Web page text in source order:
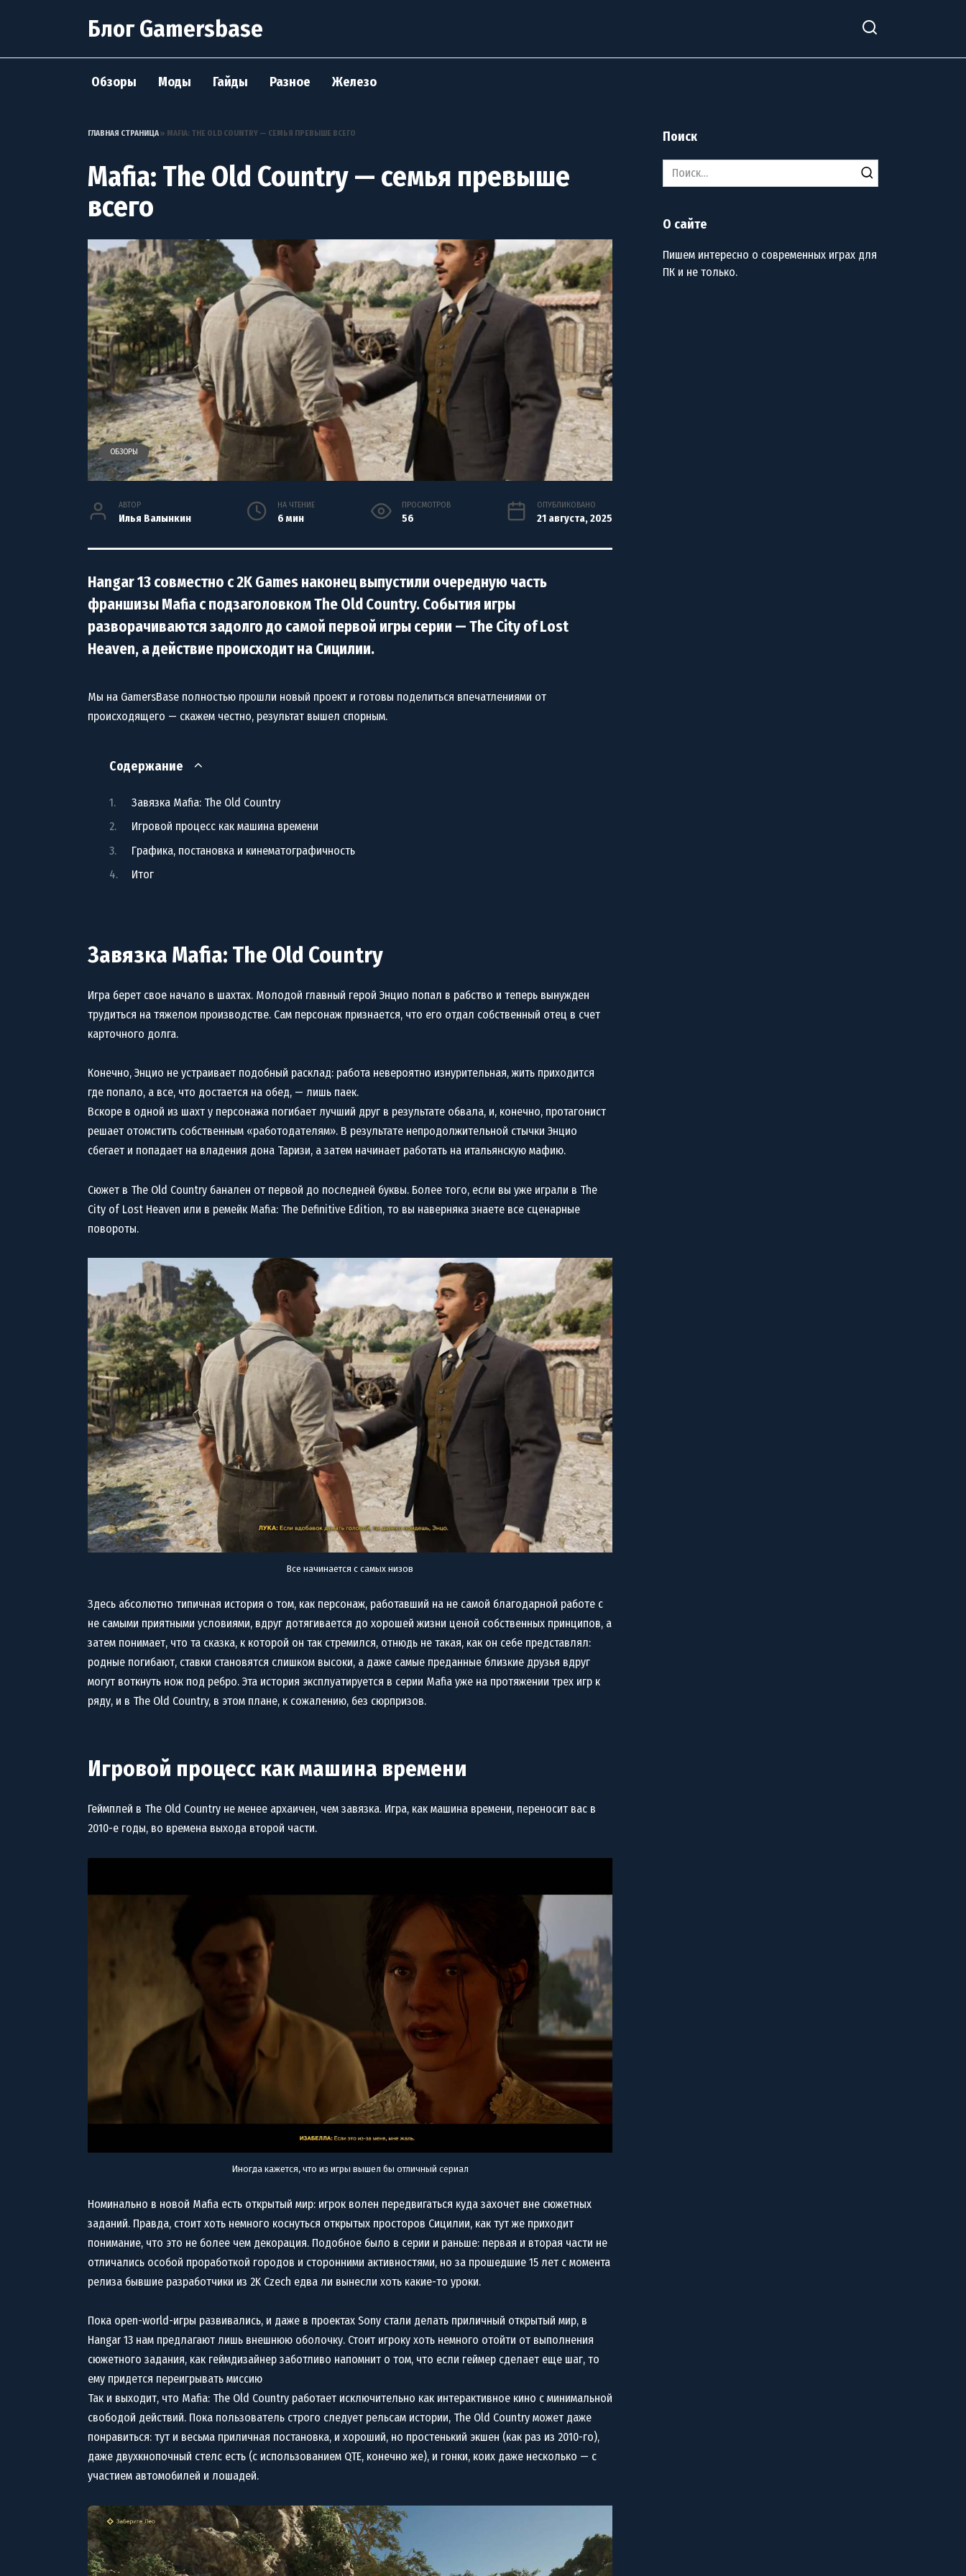
Блог Gamersbase
Обзоры Моды Гайды Разное Железо
ГЛАВНАЯ СТРАНИЦА» MAFIA: THE OLD COUNTRY — СЕМЬЯ ПРЕВЫШЕ ВСЕГО
Mafia: The Old Country — семья превыше
всего
ОБЗОРЫ
АВТОР
Илья Валынкин
НА ЧТЕНИЕ
6 мин
ПРОСМОТРОВ
56
ОПУБЛИКОВАНО
21 августа, 2025
Hangar 13 совместно с 2K Games наконец выпустили очередную часть
франшизы Mafia с подзаголовком The Old Country. События игры
разворачиваются задолго до самой первой игры серии — The City of Lost
Heaven, а действие происходит на Сицилии.
Мы на GamersBase полностью прошли новый проект и готовы поделиться впечатлениями от
происходящего — скажем честно, результат вышел спорным.
Содержание
Завязка Mafia: The Old Country
Игровой процесс как машина времени
Графика, постановка и кинематографичность
Итог
Завязка Mafia: The Old Country
Игра берет свое начало в шахтах. Молодой главный герой Энцио попал в рабство и теперь вынужден
трудиться на тяжелом производстве. Сам персонаж признается, что его отдал собственный отец в счет
карточного долга.
Конечно, Энцио не устраивает подобный расклад: работа невероятно изнурительная, жить приходится
где попало, а все, что достается на обед, — лишь паек.
Вскоре в одной из шахт у персонажа погибает лучший друг в результате обвала, и, конечно, протагонист
решает отомстить собственным «работодателям». В результате непродолжительной стычки Энцио
сбегает и попадает на владения дона Таризи, а затем начинает работать на итальянскую мафию.
Сюжет в The Old Country банален от первой до последней буквы. Более того, если вы уже играли в The
City of Lost Heaven или в ремейк Mafia: The Definitive Edition, то вы наверняка знаете все сценарные
повороты.
Все начинается с самых низов
Здесь абсолютно типичная история о том, как персонаж, работавший на не самой благодарной работе с
не самыми приятными условиями, вдруг дотягивается до хорошей жизни ценой собственных принципов, а
затем понимает, что та сказка, к которой он так стремился, отнюдь не такая, как он себе представлял:
родные погибают, ставки становятся слишком высоки, а даже самые преданные близкие друзья вдруг
могут воткнуть нож под ребро. Эта история эксплуатируется в серии Mafia уже на протяжении трех игр к
ряду, и в The Old Country, в этом плане, к сожалению, без сюрпризов.
Игровой процесс как машина времени
Геймплей в The Old Country не менее архаичен, чем завязка. Игра, как машина времени, переносит вас в
2010-е годы, во времена выхода второй части.
Иногда кажется, что из игры вышел бы отличный сериал
Номинально в новой Mafia есть открытый мир: игрок волен передвигаться куда захочет вне сюжетных
заданий. Правда, стоит хоть немного коснуться открытых просторов Сицилии, как тут же приходит
понимание, что это не более чем декорация. Подобное было в серии и раньше: первая и вторая части не
отличались особой проработкой городов и сторонними активностями, но за прошедшие 15 лет с момента
релиза бывшие разработчики из 2K Czech едва ли вынесли хоть какие-то уроки.
Пока open-world-игры развивались, и даже в проектах Sony стали делать приличный открытый мир, в
Hangar 13 нам предлагают лишь внешнюю оболочку. Стоит игроку хоть немного отойти от выполнения
сюжетного задания, как геймдизайнер заботливо напомнит о том, что если геймер сделает еще шаг, то
ему придется переигрывать миссию
Так и выходит, что Mafia: The Old Country работает исключительно как интерактивное кино с минимальной
свободой действий. Пока пользователь строго следует рельсам истории, The Old Country может даже
понравиться: тут и весьма приличная постановка, и хороший, но простенький экшен (как раз из 2010-го),
даже двухкнопочный стелс есть (с использованием QTE, конечно же), и гонки, коих даже несколько — с
участием автомобилей и лошадей.
Поиск
Search
for:
О сайте
Пишем интересно о современных играх для
ПК и не только.